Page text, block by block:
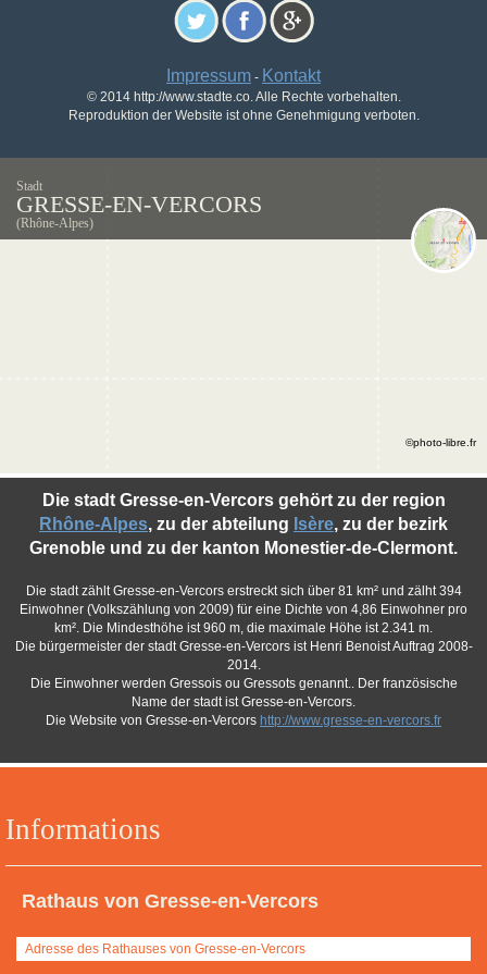
Impressum - Kontakt
© 2014 http://www.stadte.co. Alle Rechte vorbehalten.
Reproduktion der Website ist ohne Genehmigung verboten.
Stadt
GRESSE-EN-VERCORS
(Rhône-Alpes)
Informations
Rathaus von Gresse-en-Vercors
Adresse des Rathauses von Gresse-en-Vercors
Die stadt Gresse-en-Vercors gehört zu der region
Rhône-Alpes, zu der abteilung Isère, zu der bezirk
Grenoble und zu der kanton Monestier-de-Clermont.
Die stadt zählt Gresse-en-Vercors erstreckt sich über 81 km² und zälht 394
Einwohner (Volkszählung von 2009) für eine Dichte von 4,86 Einwohner pro
km². Die Mindesthöhe ist 960 m, die maximale Höhe ist 2.341 m.
Die bürgermeister der stadt Gresse-en-Vercors ist Henri Benoist Auftrag 2008-
2014.
Die Einwohner werden Gressois ou Gressots genannt.. Der französische
Name der stadt ist Gresse-en-Vercors.
Die Website von Gresse-en-Vercors http://www.gresse-en-vercors.fr
©photo-libre.fr